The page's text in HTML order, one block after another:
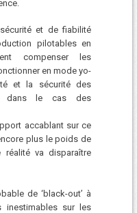
et de fiabilité
pilotables en
compenser les
en mode yo-
et la sécurité des
dans le cas des
accablant sur ce
plus le poids de
réalité va disparaître
de ‘black-out’ à
inestimables sur les